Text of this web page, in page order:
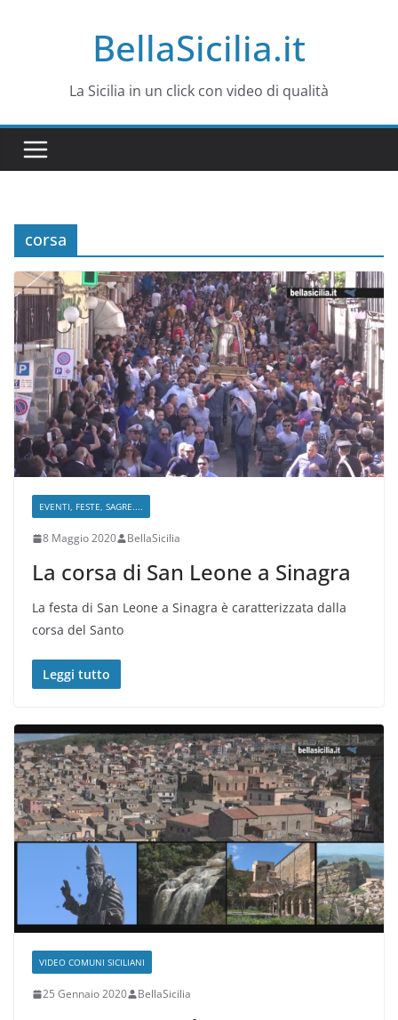
BellaSicilia.it
La Sicilia in un click con video di qualità
corsa
EVENTI, FESTE, SAGRE....
8 Maggio 2020 BellaSicilia
La corsa di San Leone a Sinagra
La festa di San Leone a Sinagra è caratterizzata dalla
corsa del Santo
Leggi tutto
VIDEO COMUNI SICILIANI
25 Gennaio 2020 BellaSicilia